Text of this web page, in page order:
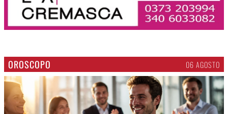
OROSCOPO 06 AGOSTO